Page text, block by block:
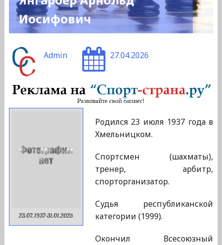
Иосифович
Admin 27.04.2026
23.07.1937-31.01.2025
Родился 23 июля 1937 года в
Хмельницком.
Спортсмен (шахматы),
тренер, арбитр,
спорторганизатор.
Судья республиканской
категории (1999).
Окончил Всесоюзный